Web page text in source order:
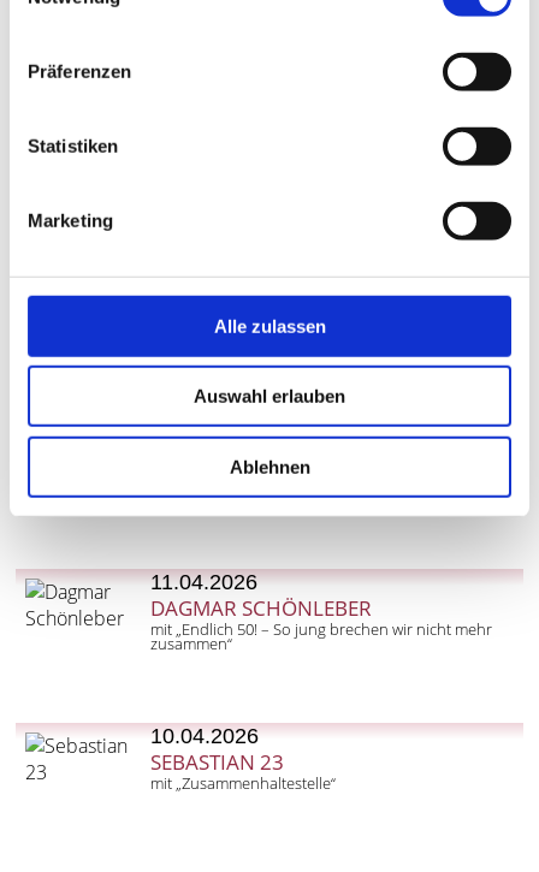
Präferenzen
Statistiken
Marketing
Alle zulassen
Auswahl erlauben
Ablehnen
mit „Dr. Edeljoghurts Multimediapanoptikum 2“
16.04.2026
OLAF SCHUBERT UND SEINE FREUNDE
„Jetzt oder now!“
14.04.2026
OPENSTAGE IN DER ROSENAU
präsentiert von Timm Sigg
11.04.2026
DAGMAR SCHÖNLEBER
mit „Endlich 50! – So jung brechen wir nicht mehr
zusammen“
10.04.2026
SEBASTIAN 23
mit „Zusammenhaltestelle“